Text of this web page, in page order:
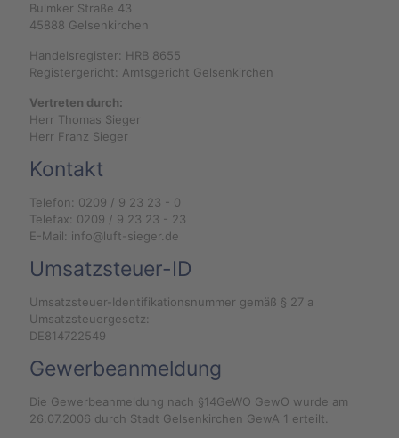
Bulmker Straße 43
45888 Gelsenkirchen
Handelsregister: HRB 8655
Registergericht: Amtsgericht Gelsenkirchen
Vertreten durch:
Herr Thomas Sieger
Herr Franz Sieger
Kontakt
Telefon: 0209 / 9 23 23 - 0
Telefax: 0209 / 9 23 23 - 23
E-Mail: info@luft-sieger.de
Umsatzsteuer-ID
Umsatzsteuer-Identifikationsnummer gemäß § 27 a
Umsatzsteuergesetz:
DE814722549
Gewerbeanmeldung
Die Gewerbeanmeldung nach §14GeWO GewO wurde am
26.07.2006 durch Stadt Gelsenkirchen GewA 1 erteilt.